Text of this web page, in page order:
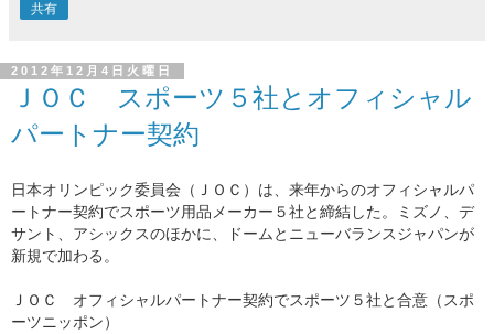
共有
2012年12月4日火曜日
ＪＯＣ スポーツ５社とオフィシャル
パートナー契約
日本オリンピック委員会（ＪＯＣ）は、来年からのオフィシャルパ
ートナー契約でスポーツ用品メーカー５社と締結した。ミズノ、デ
サント、アシックスのほかに、ドームとニューバランスジャパンが
新規で加わる。
ＪＯＣ オフィシャルパートナー契約でスポーツ５社と合意（スポ
ーツニッポン）